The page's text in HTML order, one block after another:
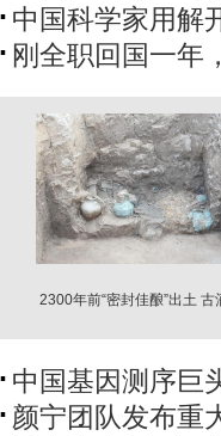
中国科学家用解
刚全职回国一年
2300年前“密封佳酿”出土 古
中国基因测序巨
颜宁团队发布重